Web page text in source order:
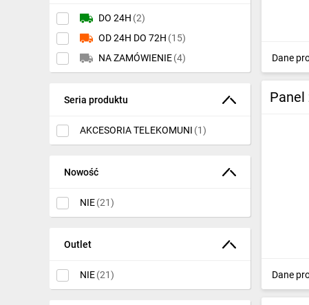
Energetyka wiatrowa
Telewizja naziemna i satelitarna
Panele zasilające
DO 24H (2)
OD 24H DO 72H (15)
NA ZAMÓWIENIE(4)
Seria produktu
AKCESORIA TELEKOMUNI (1)
Nowość
NIE(21)
Outlet
NIE(21)
Dane
Panel
Dane